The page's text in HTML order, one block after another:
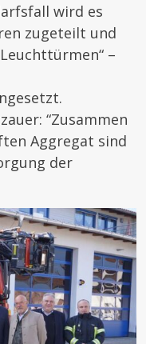
wird es
zugeteilt und
–
“Zusammen
Aggregat sind
der